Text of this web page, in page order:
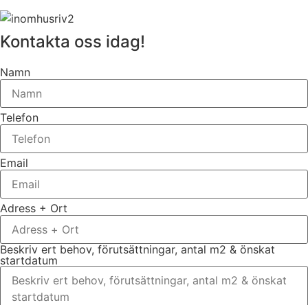
Kontakta oss idag!
Namn
Telefon
Email
Adress + Ort
Beskriv ert behov, förutsättningar, antal m2 & önskat
startdatum